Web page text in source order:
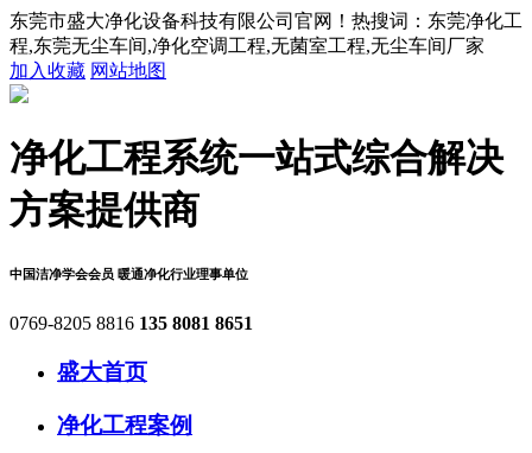
东莞市盛大净化设备科技有限公司官网！热搜词：东莞净化工
程,东莞无尘车间,净化空调工程,无菌室工程,无尘车间厂家
加入收藏 网站地图
净化工程系统一站式综合解决
方案提供商
中国洁净学会会员 暖通净化行业理事单位
0769-8205 8816 135 8081 8651
盛大首页
净化工程案例